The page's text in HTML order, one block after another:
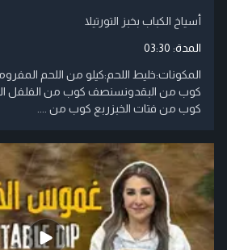
أسياخ الكباب بخبز التورتيلا
المدة: 03:30
المكونات:خليط اللحم:كيلو من اللحم
كوب من البقدونسنصف كوب من الفلفل
كوب من فتات الخبزربع كوب من ....